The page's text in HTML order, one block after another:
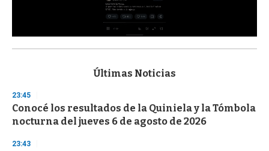
s
d
s
o
f
3
Últimas Noticias
23:45
Conocé los resultados de la Quiniela y la Tómbola
nocturna del jueves 6 de agosto de 2026
23:43